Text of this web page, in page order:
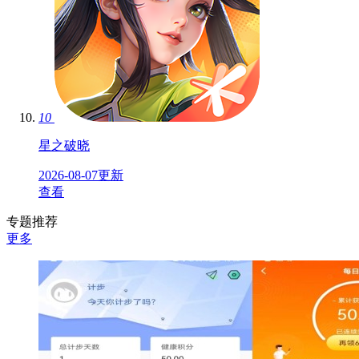
10
星之破晓
2026-08-07更新
查看
专题推荐
更多